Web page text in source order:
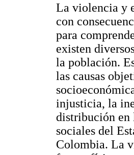
La violencia y
con
para
existen
la población.
las causas
injusticia, la
distribución en
sociales del
Colombia. La